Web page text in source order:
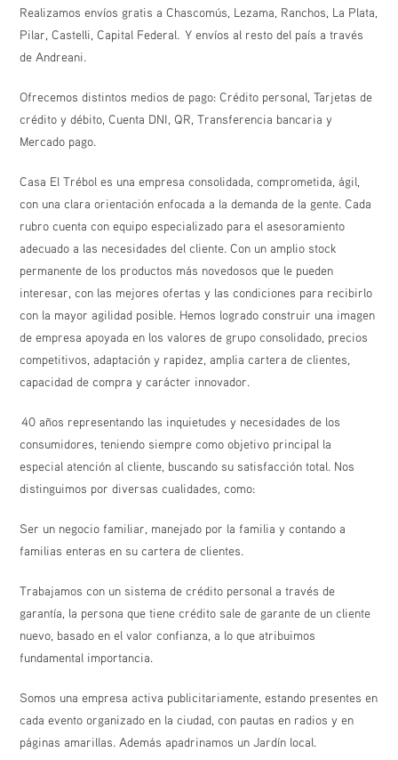
Realizamos envíos gratis a Chascomús, Lezama, Ranchos, La Plata,
Pilar, Castelli, Capital Federal. Y envíos al resto del país a través
de Andreani.
Ofrecemos distintos medios de pago: Crédito personal, Tarjetas de
crédito y débito, Cuenta DNI, QR, Transferencia bancaria y
Mercado pago.
Casa El Trébol es una empresa consolidada, comprometida, ágil,
con una clara orientación enfocada a la demanda de la gente. Cada
rubro cuenta con equipo especializado para el asesoramiento
adecuado a las necesidades del cliente. Con un amplio stock
permanente de los productos más novedosos que le pueden
interesar, con las mejores ofertas y las condiciones para recibirlo
con la mayor agilidad posible. Hemos logrado construir una imagen
de empresa apoyada en los valores de grupo consolidado, precios
competitivos, adaptación y rapidez, amplia cartera de clientes,
capacidad de compra y carácter innovador.
40 años representando las inquietudes y necesidades de los
consumidores, teniendo siempre como objetivo principal la
especial atención al cliente, buscando su satisfacción total. Nos
distinguimos por diversas cualidades, como:
Ser un negocio familiar, manejado por la familia y contando a
familias enteras en su cartera de clientes.
Trabajamos con un sistema de crédito personal a través de
garantía, la persona que tiene crédito sale de garante de un cliente
nuevo, basado en el valor confianza, a lo que atribuimos
fundamental importancia.
Somos una empresa activa publicitariamente, estando presentes en
cada evento organizado en la ciudad, con pautas en radios y en
páginas amarillas. Además apadrinamos un Jardín local.